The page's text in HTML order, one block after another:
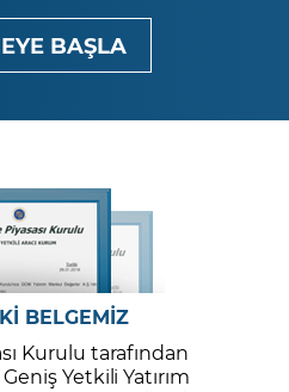
BAŞLA
BELGEMİZ
Kurulu tarafından
Yetkili Yatırım